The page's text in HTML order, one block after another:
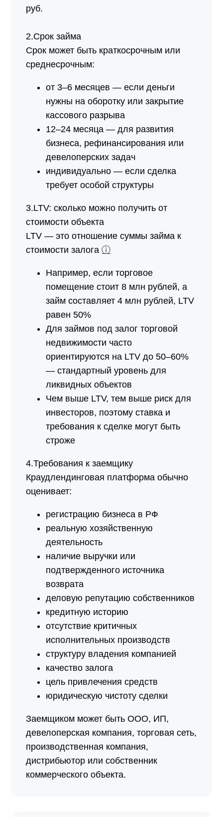
руб.
2.Срок займа
Срок может быть краткосрочным или
среднесрочным:
от 3–6 месяцев — если деньги
нужны на оборотку или закрытие
кассового разрыва
12–24 месяца — для развития
бизнеса, рефинансирования или
девелоперских задач
индивидуально — если сделка
требует особой структуры
3.LTV: сколько можно получить от
стоимости объекта
LTV — это отношение суммы займа к
стоимости залогаⓘ
Например, если торговое
помещение стоит 8 млн рублей, а
займ составляет 4 млн рублей, LTV
равен 50%
Для займов под залог торговой
недвижимости часто
ориентируются на LTV до 50–60%
— стандартный уровень для
ликвидных объектов
Чем выше LTV, тем выше риск для
инвесторов, поэтому ставка и
требования к сделке могут быть
строже
4.Требования к заемщику
Краудлендинговая платформа обычно
оценивает:
регистрацию бизнеса в РФ
реальную хозяйственную
деятельность
наличие выручки или
подтвержденного источника
возврата
деловую репутацию собственников
кредитную историю
отсутствие критичных
исполнительных производств
структуру владения компанией
качество залога
цель привлечения средств
юридическую чистоту сделки
Заемщиком может быть ООО, ИП,
девелоперская компания, торговая сеть,
производственная компания,
дистрибьютор или собственник
коммерческого объекта.